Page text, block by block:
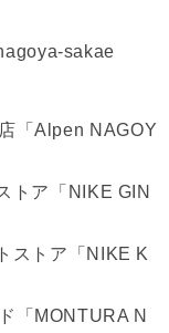
sakae
「Alpen NAGOY
トア「NIKE GIN
ストア「NIKE K
「MONTURA N